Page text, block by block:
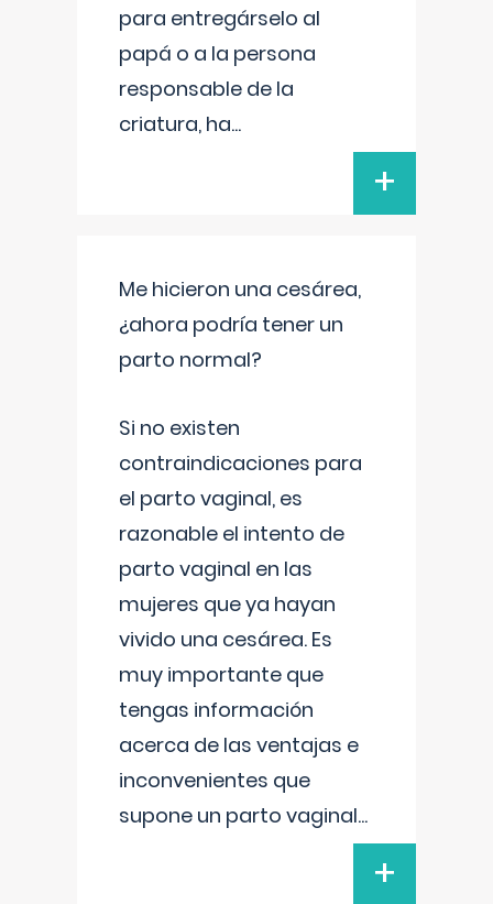
para entregárselo al
papá o a la persona
responsable de la
criatura, ha...
+
Me hicieron una cesárea,
¿ahora podría tener un
parto normal?
Si no existen
contraindicaciones para
el parto vaginal, es
razonable el intento de
parto vaginal en las
mujeres que ya hayan
vivido una cesárea. Es
muy importante que
tengas información
acerca de las ventajas e
inconvenientes que
supone un parto vaginal...
+